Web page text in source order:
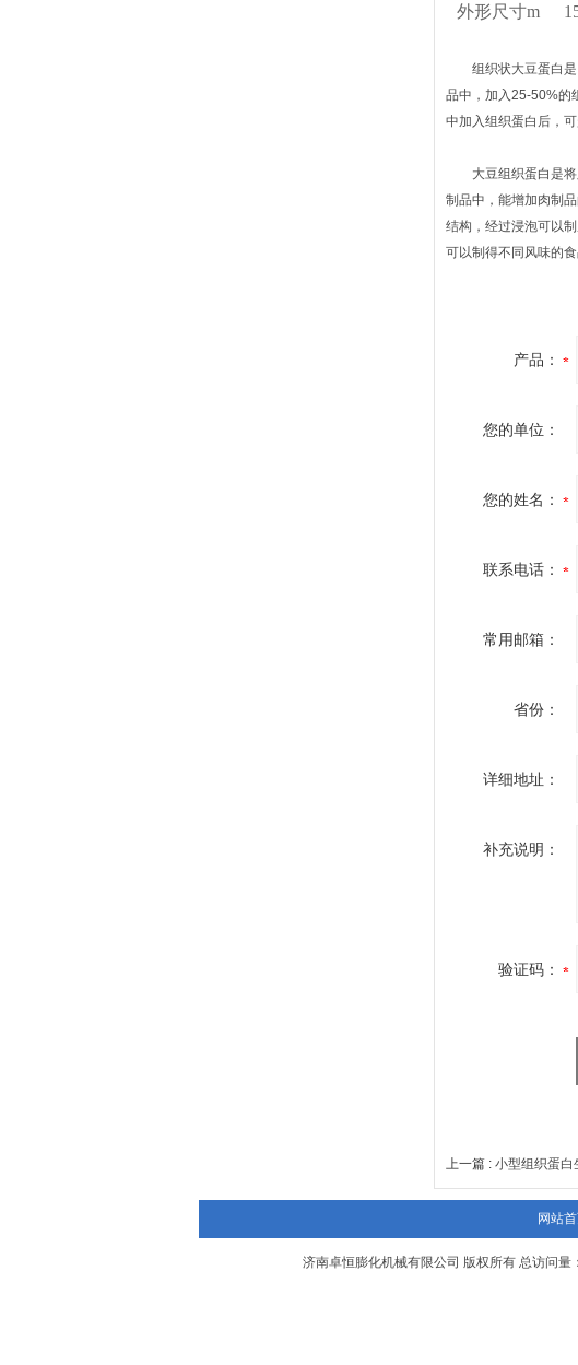
外形尺寸m
组织状大豆蛋白是
品中，加入25-50%的
中加入组织蛋白后，
大豆组织蛋白是将
制品中，能增加肉制
结构，经过浸泡可以
可以制得不同风味的
产品：
您的单位：
您的姓名：
联系电话：
常用邮箱：
省份：
详细地址：
补充说明：
验证码：
上一篇 : 小型组织蛋白
网站
济南卓恒膨化机械有限公司 版权所有 总访问量：